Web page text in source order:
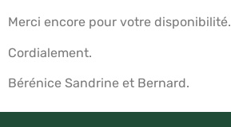
Merci encore pour votre disponibilité.
Cordialement.
Bérénice Sandrine et Bernard.